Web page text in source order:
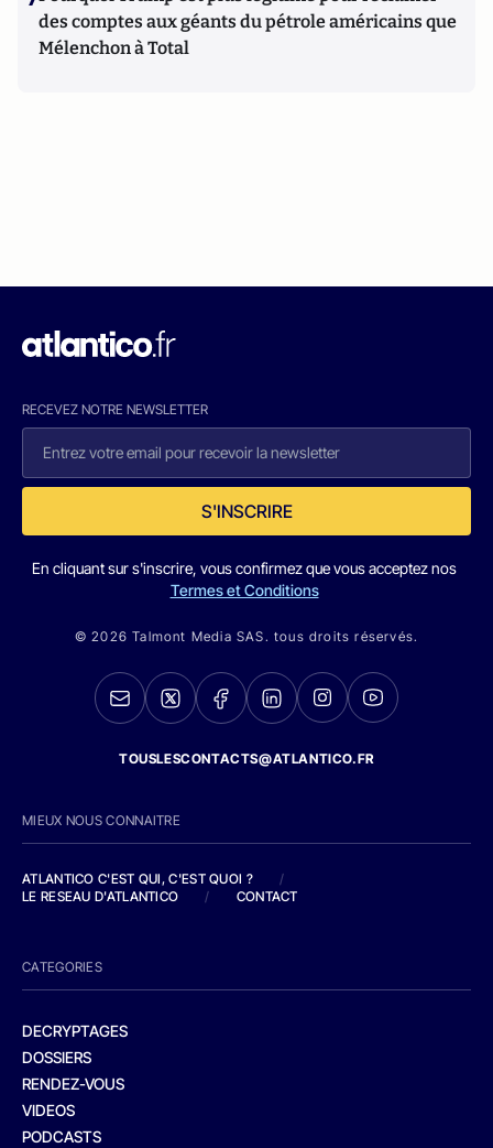
des comptes aux géants du pétrole américains que
Mélenchon à Total
RECEVEZ NOTRE NEWSLETTER
S'INSCRIRE
En cliquant sur s'inscrire, vous confirmez que vous acceptez nos
Termes et Conditions
© 2026 Talmont Media SAS. tous droits réservés.
TOUSLESCONTACTS@ATLANTICO.FR
MIEUX NOUS CONNAITRE
ATLANTICO C'EST QUI, C'EST QUOI ?
/
LE RESEAU D'ATLANTICO
/ CONTACT
CATEGORIES
DECRYPTAGES
DOSSIERS
RENDEZ-VOUS
VIDEOS
PODCASTS